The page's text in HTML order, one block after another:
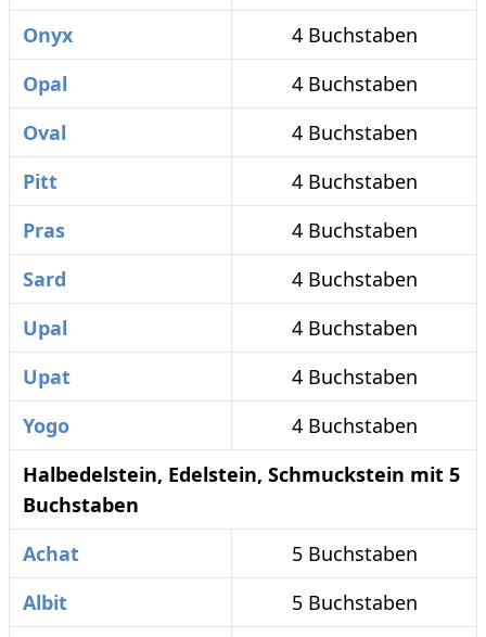
Onyx
4 Buchstaben
Opal
4 Buchstaben
Oval
4 Buchstaben
Pitt
4 Buchstaben
Pras
4 Buchstaben
Sard
4 Buchstaben
Upal
4 Buchstaben
Upat
4 Buchstaben
Yogo
4 Buchstaben
Halbedelstein, Edelstein, Schmuckstein mit 5
Buchstaben
Achat
5 Buchstaben
Albit
5 Buchstaben